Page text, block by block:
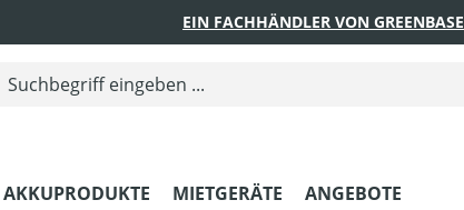
EIN FACHHÄNDLER VON GREENBASE
AKKUPRODUKTE MIETGERÄTE ANGEBOTE